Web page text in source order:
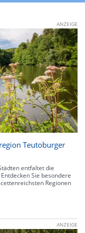
ANZEIGE
Teutoburger
entfaltet die
Sie besondere
Regionen
ANZEIGE